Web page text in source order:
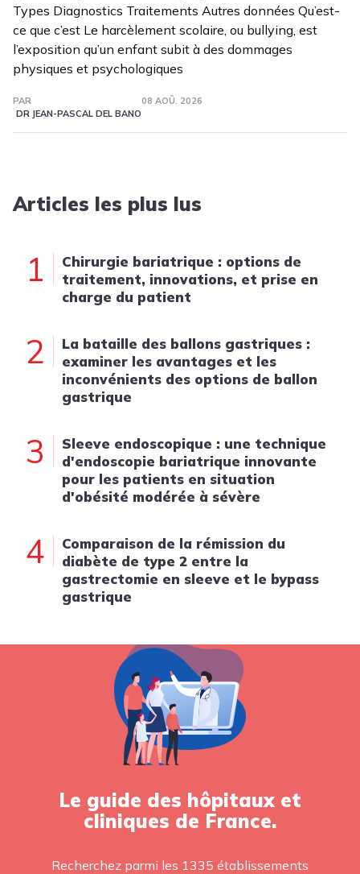
Types Diagnostics Traitements Autres données Qu’est-
ce que c’est Le harcèlement scolaire, ou bullying, est
l’exposition qu’un enfant subit à des dommages
physiques et psychologiques
PAR
DR JEAN-PASCAL DEL BANO
08 AOÛ. 2026
Articles les plus lus
1
Chirurgie bariatrique : options de
traitement, innovations, et prise en
charge du patient
2
La bataille des ballons gastriques :
examiner les avantages et les
inconvénients des options de ballon
gastrique
3
Sleeve endoscopique : une technique
d'endoscopie bariatrique innovante
pour les patients en situation
d'obésité modérée à sévère
4
Comparaison de la rémission du
diabète de type 2 entre la
gastrectomie en sleeve et le bypass
gastrique
Le guide des hôpitaux et
cliniques de France.
Recherchez parmi les 1335 établissements